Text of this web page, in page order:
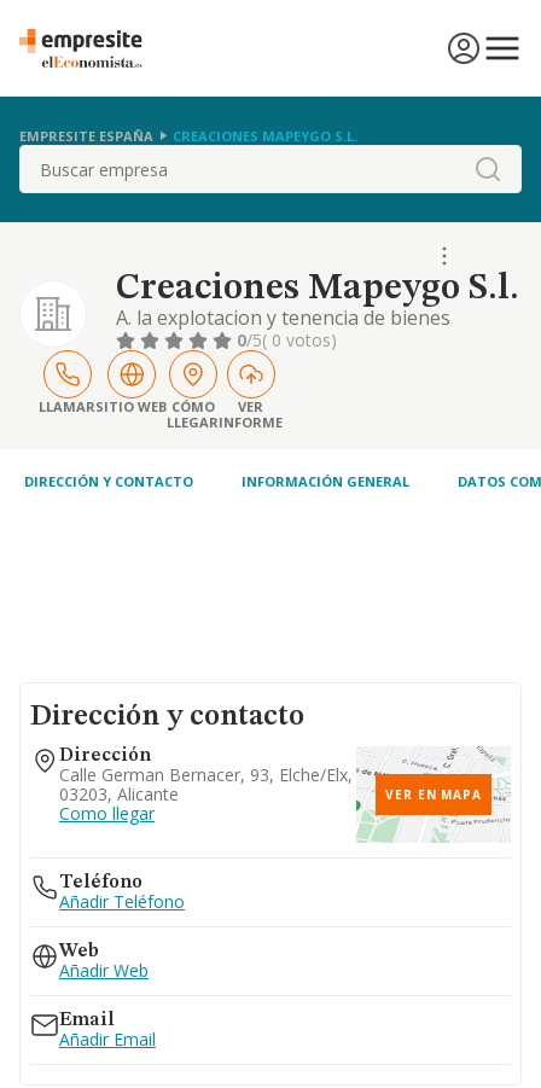
EMPRESITE ESPAÑA CREACIONES MAPEYGO S.L.
Buscar
Creaciones Mapeygo S.l.
A. la explotacion y tenencia de bienes
inmuebles. b. la promocion y construccion de
todo tipo de edificaciones en general
0/5( 0 votos)
LLAMARSITIO WEB CÓMO
LLEGAR
VER
INFORME
DIRECCIÓN Y CONTACTO INFORMACIÓN GENERAL DATOS
Dirección y contacto
Dirección
Calle German Bernacer, 93, Elche/elx,
03203, Alicante
Como llegar
VER EN MAPA
Teléfono
Añadir Teléfono
Web
Añadir Web
Email
Añadir Email